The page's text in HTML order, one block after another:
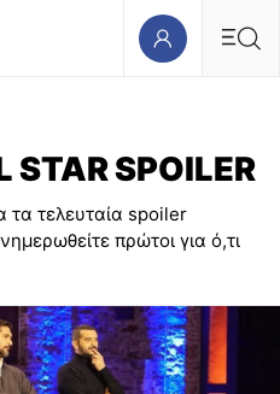
STAR SPOILER
τα τελευταία spoiler
πρώτοι για ό,τι